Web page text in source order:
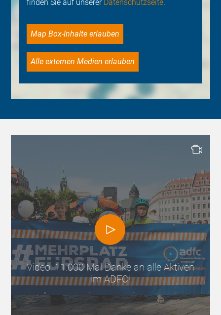
finden Sie auf unserer Datenschutzseite.
Map Box-Inhalte erlauben
Alle externen Medien erlauben
Video: 11.000 Mal Danke an alle Aktiven
im ADFC!